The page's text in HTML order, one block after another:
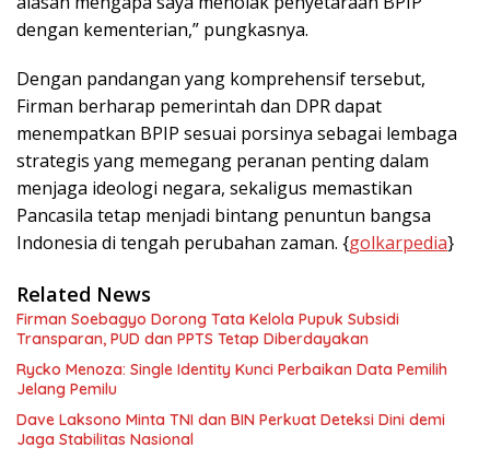
dengan kementerian,” pungkasnya.
Dengan pandangan yang komprehensif tersebut,
Firman berharap pemerintah dan DPR dapat
menempatkan BPIP sesuai porsinya sebagai lembaga
strategis yang memegang peranan penting dalam
menjaga ideologi negara, sekaligus memastikan
Pancasila tetap menjadi bintang penuntun bangsa
Indonesia di tengah perubahan zaman. {golkarpedia}
Related News
Firman Soebagyo Dorong Tata Kelola Pupuk Subsidi
Transparan, PUD dan PPTS Tetap Diberdayakan
Rycko Menoza: Single Identity Kunci Perbaikan Data Pemilih
Jelang Pemilu
Dave Laksono Minta TNI dan BIN Perkuat Deteksi Dini demi
Jaga Stabilitas Nasional